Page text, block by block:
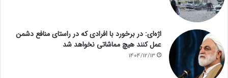
اژه‌ای: در برخورد با افرادی که در راستای منافع دشمن
عمل کنند هیچ مماشاتی نخواهد شد
1404/12/13